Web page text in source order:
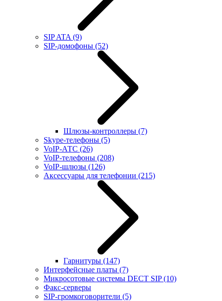
SIP ATA (9)
SIP-домофоны (52)
Шлюзы-контроллеры (7)
Skype-телефоны (5)
VoIP-АТС (26)
VoIP-телефоны (208)
VoIP-шлюзы (126)
Аксессуары для телефонии (215)
Гарнитуры (147)
Интерфейсные платы (7)
Микросотовые системы DECT SIP(10)
Факс-серверы
SIP-громкоговорители (5)